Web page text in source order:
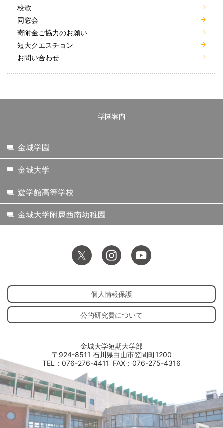
校歌
同窓会
寄附金ご協力のお願い
短大クエスチョン
お問い合わせ
学園案内
金城学園
金城大学
遊学館高等学校
金城大学附属西南幼稚園
個人情報保護
公的研究費について
金城大学短期大学部
〒924-8511 石川県白山市笠間町1200
TEL：076-276-4411
FAX：076-275-4316